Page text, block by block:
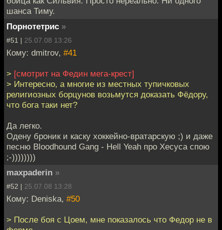
шанса Тиму.
Порнотетрис »
#51 | 25.07.08 13:26
Кому: dmitrov, #41
> [смотрит на Федин мега-крест]
> Интересно, а многие из местных тупичковых
религиозных борцунов возьмутся доказать Фёдору,
что бога таки нет?
Да легко.
Одену броник и каску хоккейно-вратарскую ;) и даже
песню Bloodhound Gang - Hell Yeah про Хесуса спою
;-))))))))
maxpaderin »
#52 | 25.07.08 13:28
Кому: Deniska, #50
> После боя с Цоем, мне показалось что Федор не в